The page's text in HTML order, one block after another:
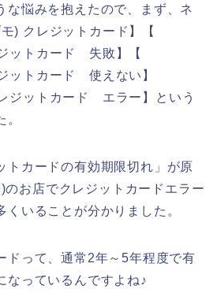
な悩みを抱えたので、まず、ネ
) クレジットカード】【
ットカード 失敗】【
ットカード 使えない】
ジットカード エラー】という
トカードの有効期限切れ」が原
のお店でクレジットカードエラー
くいることが分かりました。
ドって、通常2年～5年程度で有
なっているんですよね♪